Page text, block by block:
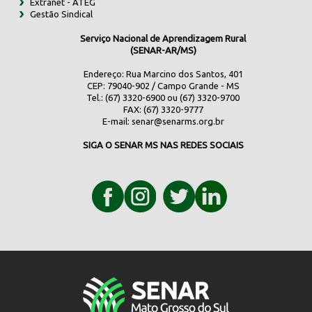
Extranet - ATEG
Gestão Sindical
Serviço Nacional de Aprendizagem Rural
(SENAR-AR/MS)
Endereço: Rua Marcino dos Santos, 401
CEP: 79040-902 / Campo Grande - MS
Tel.: (67) 3320-6900 ou (67) 3320-9700
FAX: (67) 3320-9777
E-mail: senar@senarms.org.br
SIGA O SENAR MS NAS REDES SOCIAIS